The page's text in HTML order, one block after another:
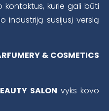
kontaktus, kurie gali būti
industriją susijusį verslą
& COSMETICS
SALON vyks kovo